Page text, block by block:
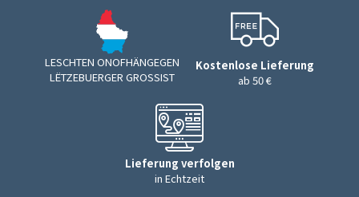
LESCHTEN ONOFHÄNGEGEN
LËTZEBUERGER GROSSIST
Kostenlose Lieferung
ab 50 €
Lieferung verfolgen
in Echtzeit